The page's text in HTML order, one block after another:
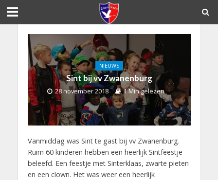
NIEUWS
Sint bij vv Zwanenburg
28 november 2018 1 Min gelezen
Vanmiddag was Sint te gast bij vv Zwanenburg.
Ruim 60 kinderen hebben een heerlijk Sintfeestje
beleefd. Een feestje met Sinterklaas, zwarte pieten
en een clown. Het was weer een heerlijk